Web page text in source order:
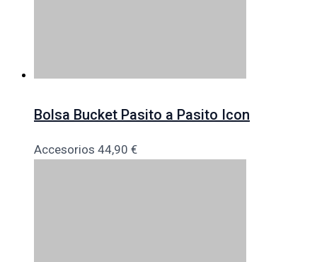
Bolsa Bucket Pasito a Pasito Icon
Accesorios 44,90 €